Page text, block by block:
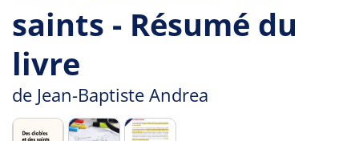
saints - Résumé du
livre
de Jean-Baptiste Andrea